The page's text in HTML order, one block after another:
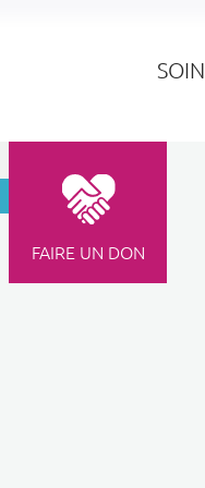
FAIRE UN DON